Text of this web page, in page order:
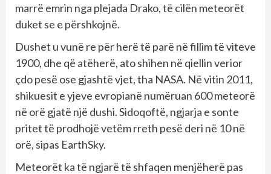
marrë emrin nga plejada Drako, të cilën meteorët
duket se e përshkojnë.
Dushet u vunë re për herë të parë në fillim të viteve
1900, dhe që atëherë, ato shihen në qiellin verior
çdo pesë ose gjashtë vjet, tha NASA. Në vitin 2011,
shikuesit e yjeve evropianë numëruan 600 meteorë
në orë gjatë një dushi. Sidoqoftë, ngjarja e sonte
pritet të prodhojë vetëm rreth pesë deri në 10 në
orë, sipas EarthSky.
Meteorët ka të ngjarë të shfaqen menjëherë pas